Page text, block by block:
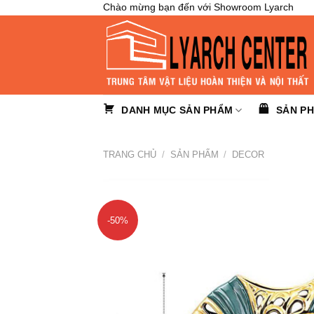
Chào mừng bạn đến với Showroom Lyarch
DANH MỤC SẢN PHẨM SẢN
TRANG CHỦ / SẢN PHẨM / DECOR
-50%